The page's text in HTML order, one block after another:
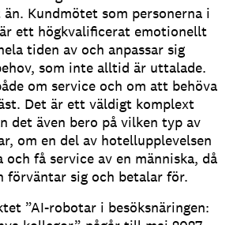
Kundmötet som personerna i
ett högkvalificerat emotionellt
tiden av och anpassar sig
som inte alltid är uttalade.
om service och om att behöva
Det är ett väldigt komplext
det även bero på vilken typ av
om en del av hotellupplevelsen
få service av en människa, då
förväntar sig och betalar för.
”AI-robotar i besöksnäringen: